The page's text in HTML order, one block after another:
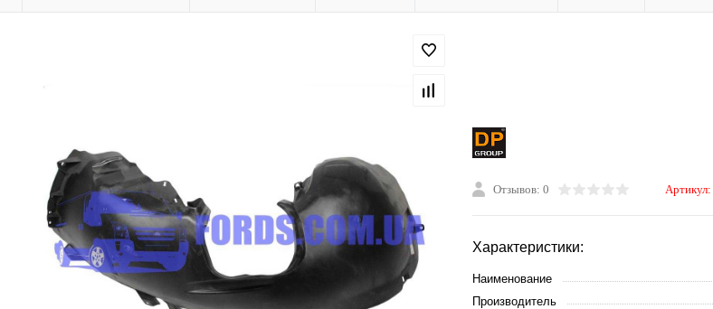
Отзывов: 0 Артикул:
Характеристики:
Наименование
Производитель